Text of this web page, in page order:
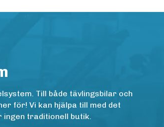
Till både tävlingsbilar och
för! Vi kan hjälpa till med det
traditionell butik.